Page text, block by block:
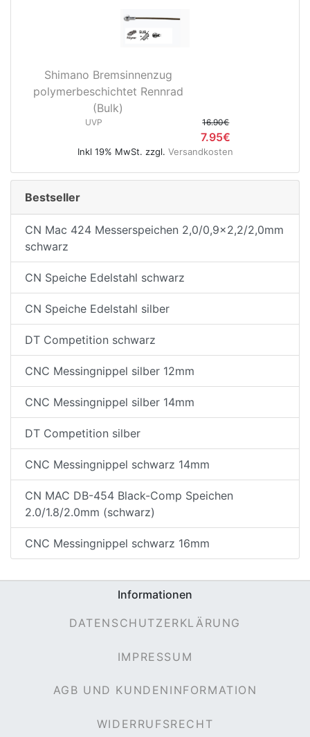
Shimano Bremsinnenzug
polymerbeschichtet Rennrad
(Bulk)
UVP 16.90€
7.95€
Inkl 19% MwSt. zzgl. Versandkosten
Bestseller
CN Mac 424 Messerspeichen 2,0/0,9x2,2/2,0mm
schwarz
CN Speiche Edelstahl schwarz
CN Speiche Edelstahl silber
DT Competition schwarz
CNC Messingnippel silber 12mm
CNC Messingnippel silber 14mm
DT Competition silber
CNC Messingnippel schwarz 14mm
CN MAC DB-454 Black-Comp Speichen
2.0/1.8/2.0mm (schwarz)
CNC Messingnippel schwarz 16mm
Informationen
DATENSCHUTZERKLÄRUNG
IMPRESSUM
AGB UND KUNDENINFORMATION
WIDERRUFSRECHT